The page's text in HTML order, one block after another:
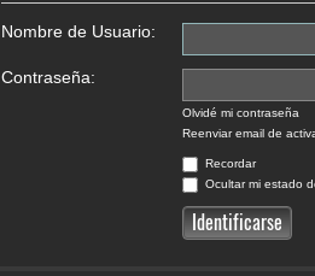
Nombre de Usuario:
Contraseña:
Olvidé mi contraseña
Reenviar email de
Recordar
Ocultar mi estado